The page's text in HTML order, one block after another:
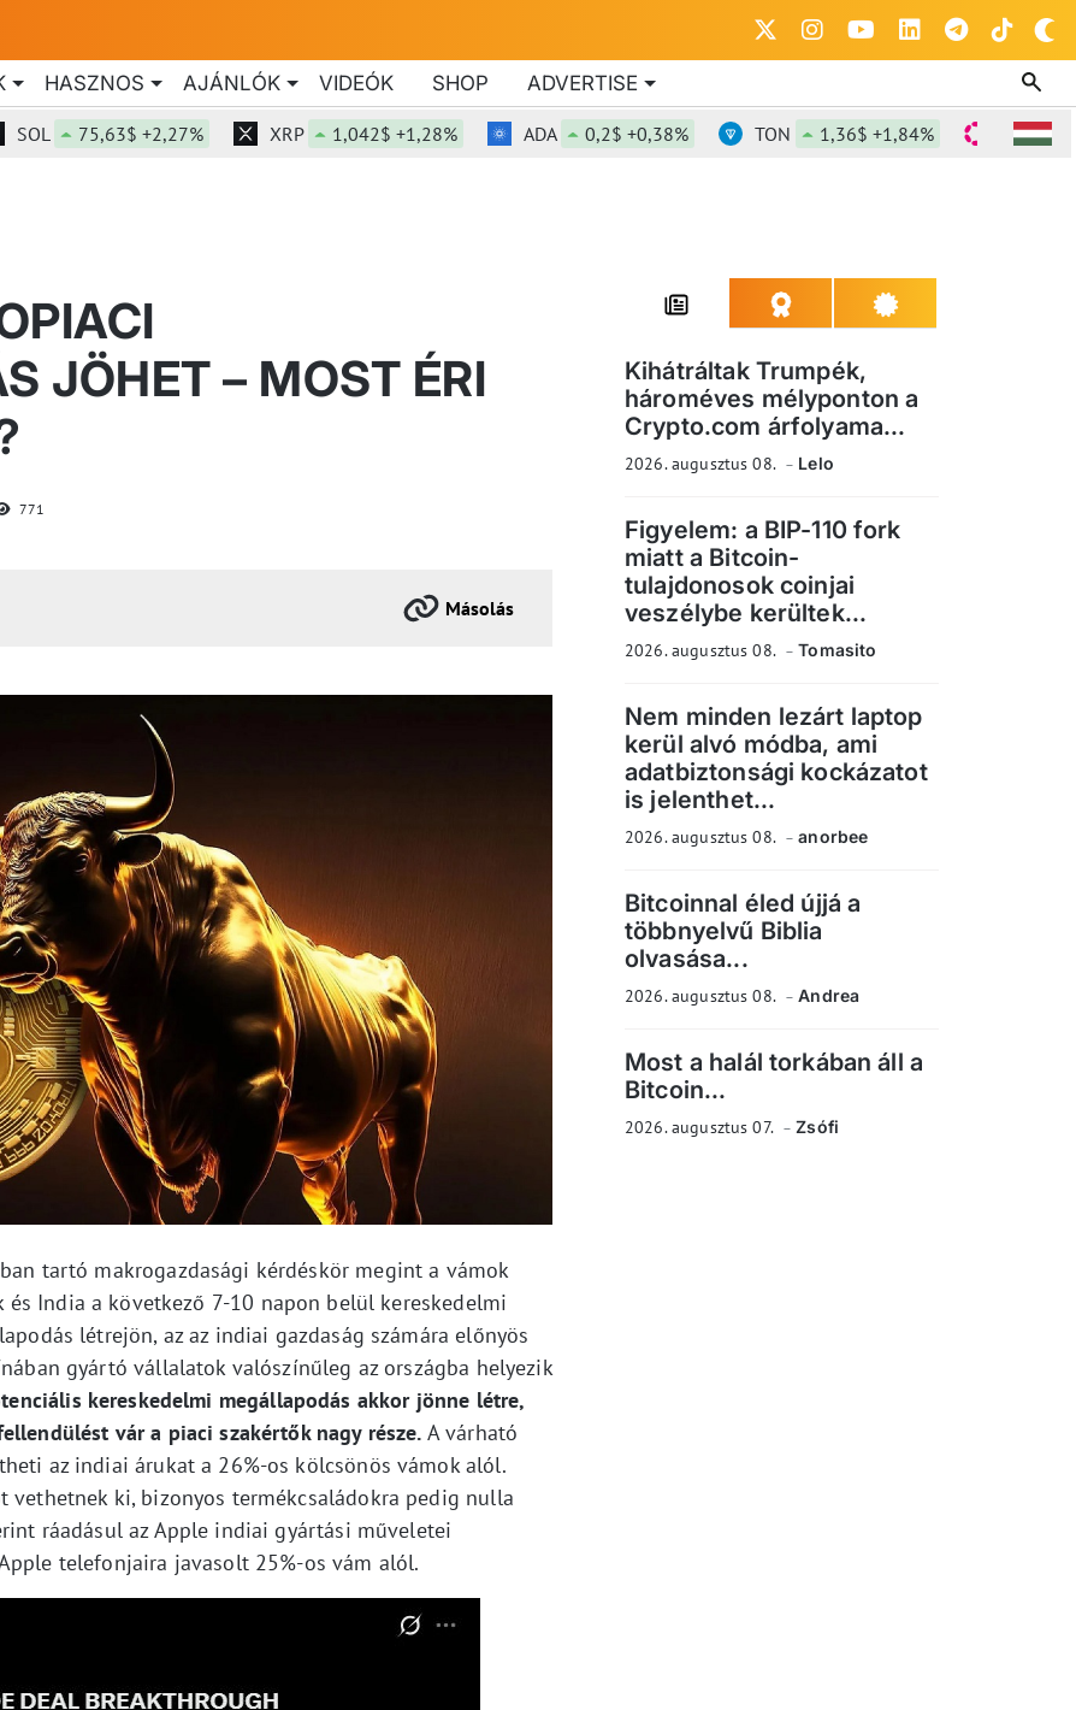
HASZNOS AJÁNLÓK VIDEÓK SHOP ADVERTISE
75,63$ +2,27% XRP 1,042$ +1,28% ADA 0,2$ +0,38% TON 1,36$ +1,84% DOT 0,816$
JÖHET – MOST ÉRI
771
Másolás
tartó makrogazdasági kérdéskör megint a vámok
és India a következő 7-10 napon belül kereskedelmi
létrejön, az az indiai gazdaság számára előnyös
gyártó vállalatok valószínűleg az országba helyezik
kereskedelmi megállapodás akkor jönne létre,
vár a piaci szakértők nagy része. A várható
az indiai árukat a 26%-os kölcsönös vámok alól.
ki, bizonyos termékcsaládokra pedig nulla
ráadásul az Apple indiai gyártási műveletei
telefonjaira javasolt 25%-os vám alól.
Kihátráltak Trumpék,
hároméves mélyponton a
Crypto.com árfolyama...
2026. augusztus 08. Lelo
Figyelem: a BIP-110 fork
miatt a Bitcoin-
tulajdonosok coinjai
veszélybe kerültek...
2026. augusztus 08. Tomasito
Nem minden lezárt laptop
kerül alvó módba, ami
adatbiztonsági kockázatot
is jelenthet...
2026. augusztus 08. anorbee
Bitcoinnal éled újjá a
többnyelvű Biblia
olvasása...
2026. augusztus 08. Andrea
Most a halál torkában áll a
Bitcoin...
2026. augusztus 07. Zsófi